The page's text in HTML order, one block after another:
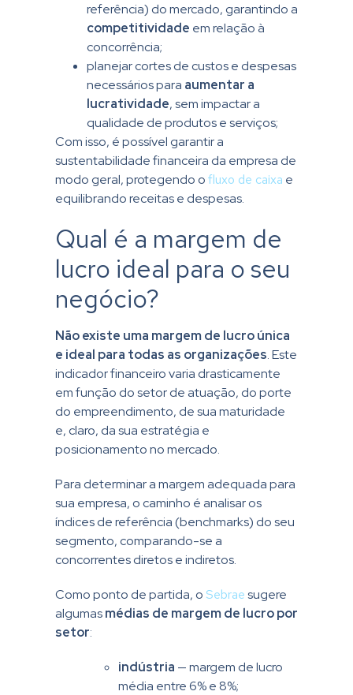
referência) do mercado, garantindo a
competitividade em relação à
concorrência;
planejar cortes de custos e despesas
necessários para aumentar a
lucratividade, sem impactar a
qualidade de produtos e serviços;
Com isso, é possível garantir a
sustentabilidade financeira da empresa de
modo geral, protegendo ofluxo de caixa e
equilibrando receitas e despesas.
Qual é a margem de
lucro ideal para o seu
negócio?
Não existe uma margem de lucro única
e ideal para todas as organizações. Este
indicador financeiro varia drasticamente
em função do setor de atuação, do porte
do empreendimento, de sua maturidade
e, claro, da sua estratégia e
posicionamento no mercado.
Para determinar a margem adequada para
sua empresa, o caminho é analisar os
índices de referência (benchmarks) do seu
segmento, comparando-se a
concorrentes diretos e indiretos.
Como ponto de partida, o Sebraesugere
algumasmédias de margem de lucro por
setor:
indústria — margem de lucro
média entre 6% e 8%;